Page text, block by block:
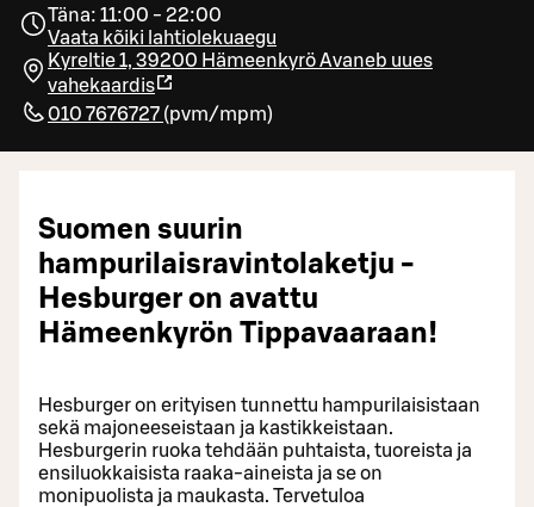
Täna: 11:00 - 22:00
Vaata kõiki lahtiolekuaegu
Kyreltie 1, 39200 HämeenkyröAvaneb uues
vahekaardis
010 7676727 (pvm/mpm)
Suomen suurin
hampurilaisravintolaketju -
Hesburger on avattu
Hämeenkyrön Tippavaaraan!
Hesburger on erityisen tunnettu hampurilaisistaan
sekä majoneeseistaan ja kastikkeistaan.
Hesburgerin ruoka tehdään puhtaista, tuoreista ja
ensiluokkaisista raaka-aineista ja se on
monipuolista ja maukasta. Tervetuloa